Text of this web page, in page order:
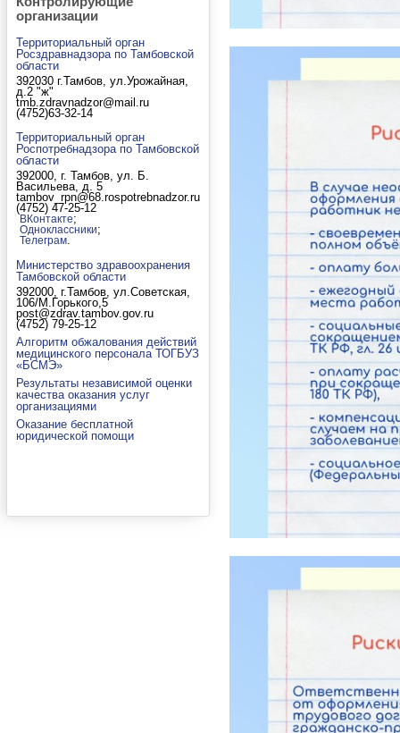
организации
Территориальный орган
Росздравнадзора по Тамбовской
области
392030 г.Тамбов, ул.Урожайная,
д.2 "ж"
tmb.zdravnadzor@mail.ru
(4752)63-32-14
Территориальный орган
Роспотребнадзора по Тамбовской
области
392000, г. Тамбов, ул. Б.
Васильева, д. 5
tambov_rpn@68.rospotrebnadzor.ru
(4752) 47-25-12
ВКонтакте;
Одноклассники;
Телеграм.
Министерство здравоохранения
Тамбовской области
392000, г.Тамбов, ул.Советская,
106/М.Горького,5
post@zdrav.tambov.gov.ru
(4752) 79-25-12
Алгоритм обжалования действий
медицинского персонала ТОГБУЗ
«БСМЭ»
Результаты независимой оценки
качества оказания услуг
организациями
Оказание бесплатной
юридической помощи